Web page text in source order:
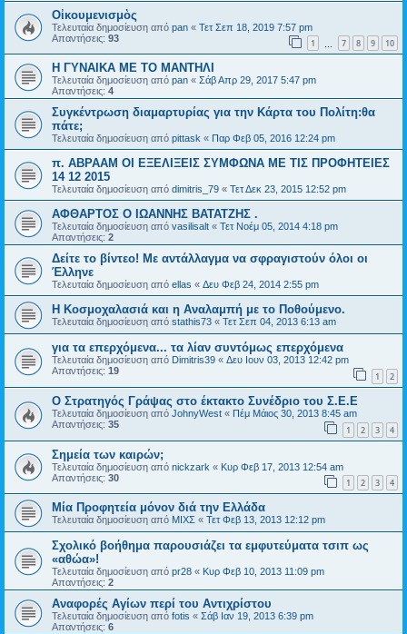
Οἰκουμενισμὸς
Τελευταία δημοσίευση από pan « Τετ Σεπ 18, 2019 7:57 pm
Απαντήσεις: 93 1 7 8 9 10
Η ΓΥΝΑΙΚΑ ΜΕ ΤΟ ΜΑΝΤΗΛΙ
Τελευταία δημοσίευση από pan « Σάβ Απρ 29, 2017 5:47 pm
Απαντήσεις: 4
Συγκέντρωση διαμαρτυρίας για την Κάρτα του Πολίτη:θα
πάτε;
Τελευταία δημοσίευση από pittask « Παρ Φεβ 05, 2016 12:24 pm
π. ΑΒΡΑΑΜ ΟΙ ΕΞΕΛΙΞΕΙΣ ΣΥΜΦΩΝΑ ΜΕ ΤΙΣ ΠΡΟΦΗΤΕΙΕΣ
14 12 2015
Τελευταία δημοσίευση από dimitris_79 « Τετ Δεκ 23, 2015 12:52 pm
ΑΦΘΑΡΤΟΣ Ο ΙΩΑΝΝΗΣ ΒΑΤΑΤΖΗΣ .
Τελευταία δημοσίευση από vasilisalt « Τετ Νοέμ 05, 2014 4:18 pm
Απαντήσεις: 2
Δείτε το βίντεο! Με αντάλλαγμα να σφραγιστούν όλοι οι
Έλληνε
Τελευταία δημοσίευση από ellas « Δευ Φεβ 24, 2014 2:55 pm
Η Κοσμοχαλασιά και η Αναλαμπή με το Ποθούμενο.
Τελευταία δημοσίευση από stathis73 « Τετ Σεπ 04, 2013 6:13 am
για τα επερχόμενα... τα λίαν συντόμως επερχόμενα
Τελευταία δημοσίευση από Dimitris39 « Δευ Ιουν 03, 2013 12:42 pm
Απαντήσεις: 19 1 2
Ο Στρατηγός Γράψας στο έκτακτο Συνέδριο του Σ.Ε.Ε
Τελευταία δημοσίευση από JohnyWest « Πέμ Μάιος 30, 2013 8:45 am
Απαντήσεις: 35 1 2 3 4
Σημεία των καιρών;
Τελευταία δημοσίευση από nickzark « Κυρ Φεβ 17, 2013 12:54 am
Απαντήσεις: 30 1 2 3 4
Μία Προφητεία μόνον διά την Ελλάδα
Τελευταία δημοσίευση από ΜΙΧΣ « Τετ Φεβ 13, 2013 12:12 pm
Σχολικό βοήθημα παρουσιάζει τα εμφυτεύματα τσιπ ως
«αθώα»!
Τελευταία δημοσίευση από pr28 « Κυρ Φεβ 10, 2013 11:09 pm
Απαντήσεις: 2
Αναφορές Αγίων περί του Αντιχρίστου
Τελευταία δημοσίευση από fotis « Σάβ Ιαν 19, 2013 6:39 pm
Απαντήσεις: 6